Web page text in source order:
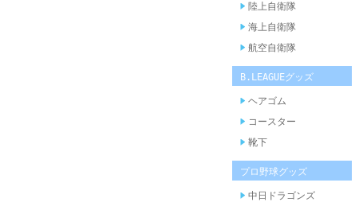
陸上自衛隊
海上自衛隊
航空自衛隊
B.LEAGUEグッズ
ヘアゴム
コースター
靴下
プロ野球グッズ
中日ドラゴンズ